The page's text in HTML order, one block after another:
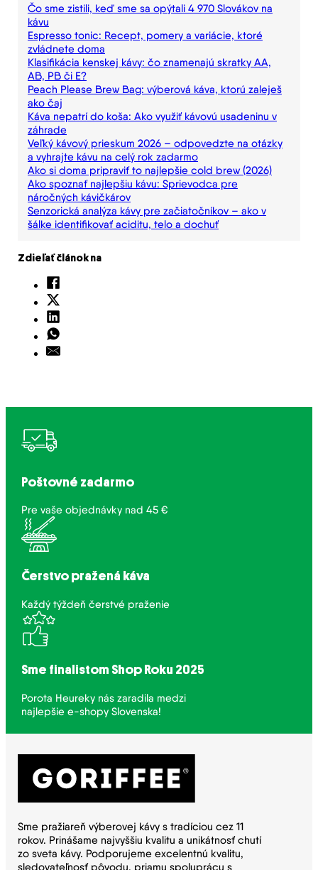
Čo sme zistili, keď sme sa opýtali 4 970 Slovákov na
kávu
Espresso tonic: Recept, pomery a variácie, ktoré
zvládnete doma
Klasifikácia kenskej kávy: čo znamenajú skratky AA,
AB, PB či E?
Peach Please Brew Bag: výberová káva, ktorú zaleješ
ako čaj
Káva nepatrí do koša: Ako využiť kávovú usadeninu v
záhrade
Veľký kávový prieskum 2026 – odpovedzte na otázky
a vyhrajte kávu na celý rok zadarmo
Ako si doma pripraviť to najlepšie cold brew (2026)
Ako spoznať najlepšiu kávu: Sprievodca pre
náročných kávičkárov
Senzorická analýza kávy pre začiatočníkov – ako v
šálke identifikovať aciditu, telo a dochuť
Zdieľať článok na
Poštovné zadarmo
Pre vaše objednávky nad 45 €
Čerstvo pražená káva
Každý týždeň čerstvé praženie
Sme finalistom Shop Roku 2025
Porota Heureky nás zaradila medzi
najlepšie e-shopy Slovenska!
Sme pražiareň výberovej kávy s tradíciou cez 11
rokov. Prinášame najvyššiu kvalitu a unikátnosť chutí
zo sveta kávy. Podporujeme excelentnú kvalitu,
sledovateľnosť pôvodu, priamu spoluprácu s